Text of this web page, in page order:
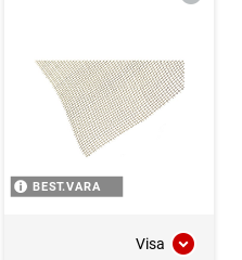
BEST.VARA
Visa